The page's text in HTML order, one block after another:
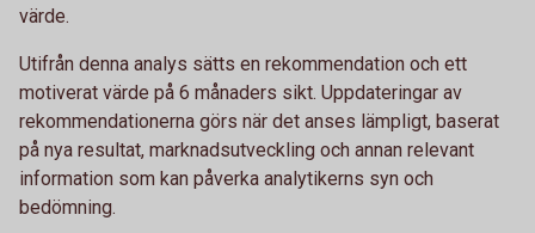
värde.
Utifrån denna analys sätts en rekommendation och ett
motiverat värde på 6 månaders sikt. Uppdateringar av
rekommendationerna görs när det anses lämpligt, baserat
på nya resultat, marknadsutveckling och annan relevant
information som kan påverka analytikerns syn och
bedömning.